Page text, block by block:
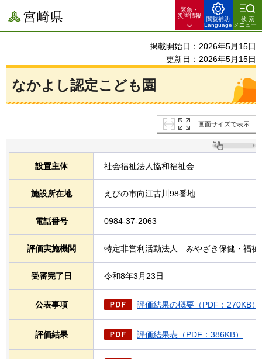
宮崎県
緊急・
災害情報
閲覧補助
Language
検索
メニュー
掲載開始日：2026年5月15日
更新日：2026年5月15日
なかよし認定こども園
画面サイズで表示
設置主体 社会福祉法人協和福祉会
施設所在地 えびの市向江古川98番地
電話番号 0984-37-2063
評価実施機関 特定非営利活動法人 みやざき保健・福
受審完了日 令和8年3月23日
公表事項 評価結果の概要（PDF：270KB）
評価結果 評価結果表（PDF：386KB）